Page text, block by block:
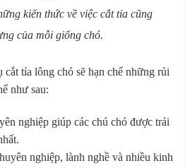
kiến thức về việc cắt tỉa cũng
của mỗi giống chó.
tỉa lông chó sẽ hạn chế những rủi
như sau:
nghiệp giúp các chú chó được trải
nghiệp, lành nghề và nhiều kinh